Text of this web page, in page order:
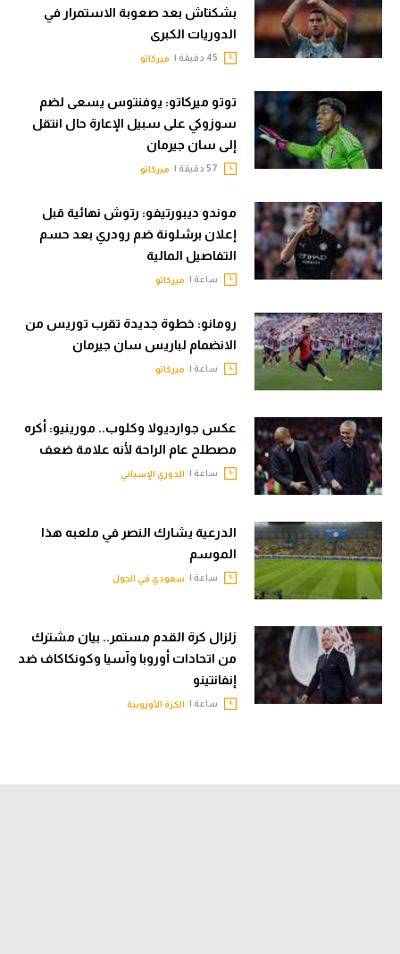
بشكتاش بعد صعوبة الاستمرار في
الدوريات الكبرى
ميركاتو
توتو ميركاتو: يوفنتوس يسعى لضم
سوزوكي على سبيل الإعارة حال انتقل
إلى سان جيرمان
ميركاتو
موندو ديبورتيفو: رتوش نهائية قبل
إعلان برشلونة ضم رودري بعد حسم
التفاصيل المالية
ساعة | ميركاتو
رومانو: خطوة جديدة تقرب توريس من
الانضمام لباريس سان جيرمان
ساعة | ميركاتو
عكس جوارديولا وكلوب.. مورينيو: أكره
مصطلح عام الراحة لأنه علامة ضعف
ساعة | الدوري الإسباني
الدرعية يشارك النصر في ملعبه هذا
الموسم
ساعة | سعودي في الجول
زلزال كرة القدم مستمر.. بيان مشترك
من اتحادات أوروبا وآسيا وكونكاكاف ضد
إنفانتينو
ساعة | الكرة الأوروبية